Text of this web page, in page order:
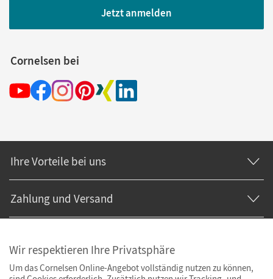
Jetzt anmelden
Cornelsen bei
Ihre Vorteile bei uns
Zahlung und Versand
Wir respektieren Ihre Privatsphäre
Um das Cornelsen Online-Angebot vollständig nutzen zu können,